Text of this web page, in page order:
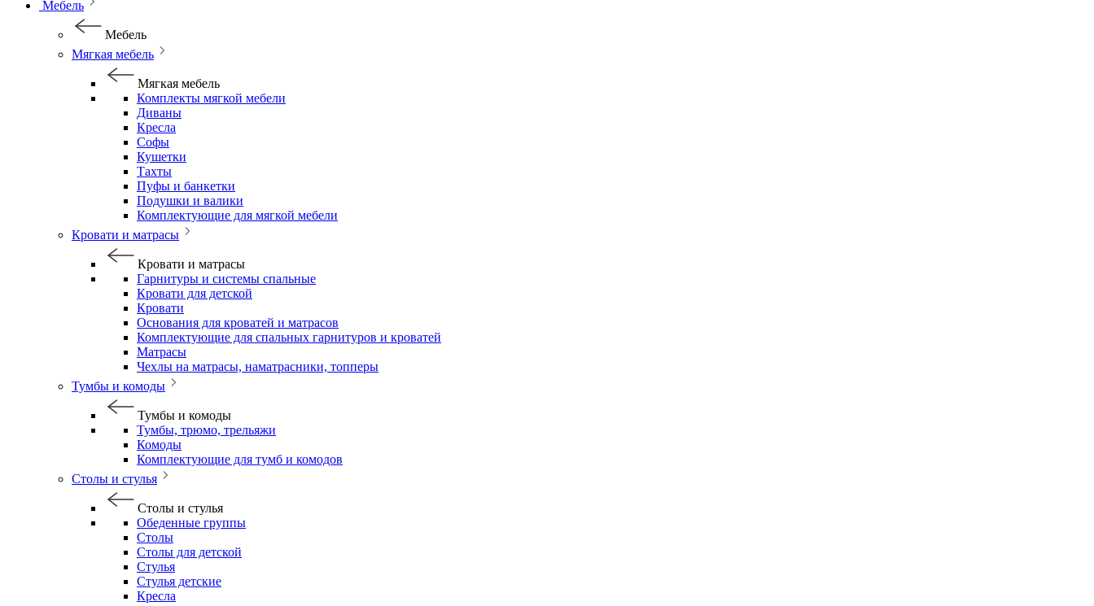
Мебель
Мебель
Мягкая мебель
Мягкая мебель
Комплекты мягкой мебели
Диваны
Кресла
Софы
Кушетки
Тахты
Пуфы и банкетки
Подушки и валики
Комплектующие для мягкой мебели
Кровати и матрасы
Кровати и матрасы
Гарнитуры и системы спальные
Кровати для детской
Кровати
Основания для кроватей и матрасов
Комплектующие для спальных гарнитуров и кроватей
Матрасы
Чехлы на матрасы, наматрасники, топперы
Тумбы и комоды
Тумбы и комоды
Тумбы, трюмо, трельяжи
Комоды
Комплектующие для тумб и комодов
Столы и стулья
Столы и стулья
Обеденные группы
Столы
Столы для детской
Стулья
Стулья детские
Кресла